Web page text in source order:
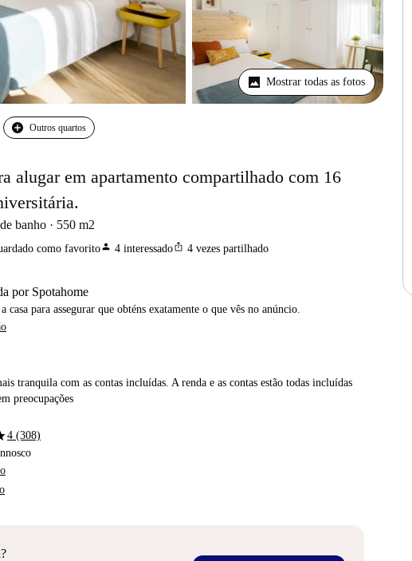
Mostrar todas as fotos
Outros quartos
alugar em apartamento compartilhado com 16
banho 550 m2
como favoritoperson 4 interessadoios_share 4 vezes partilhado
por Spotahome
casa para assegurar que obténs exatamente o que vês no anúncio.
tranquila com as contas incluídas. A renda e as contas estão todas incluídas
preocupações
4 (308)